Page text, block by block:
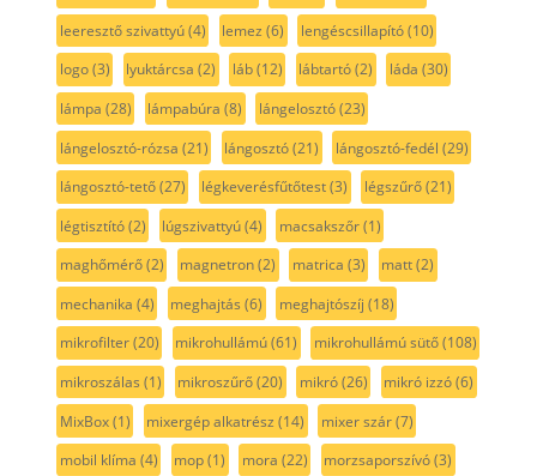
leeresztő szivattyú(4) lemez (6) lengéscsillapító(10)
logo(3) lyuktárcsa (2) láb(12) lábtartó(2) láda (30)
lámpa (28) lámpabúra (8) lángelosztó(23)
lángelosztó-rózsa (21) lángosztó(21) lángosztó-fedél (29)
lángosztó-tető(27) légkeverésfűtőtest(3) légszűrő(21)
légtisztító(2) lúgszivattyú(4) macsakszőr(1)
maghőmérő(2) magnetron(2) matrica (3) matt(2)
mechanika (4) meghajtás (6) meghajtószíj (18)
mikrofilter(20) mikrohullámú(61) mikrohullámú sütő(108)
mikroszálas (1) mikroszűrő(20) mikró(26) mikró izzó(6)
MixBox(1) mixergép alkatrész (14) mixer szár(7)
mobil klíma (4) mop(1) mora (22) morzsaporszívó(3)